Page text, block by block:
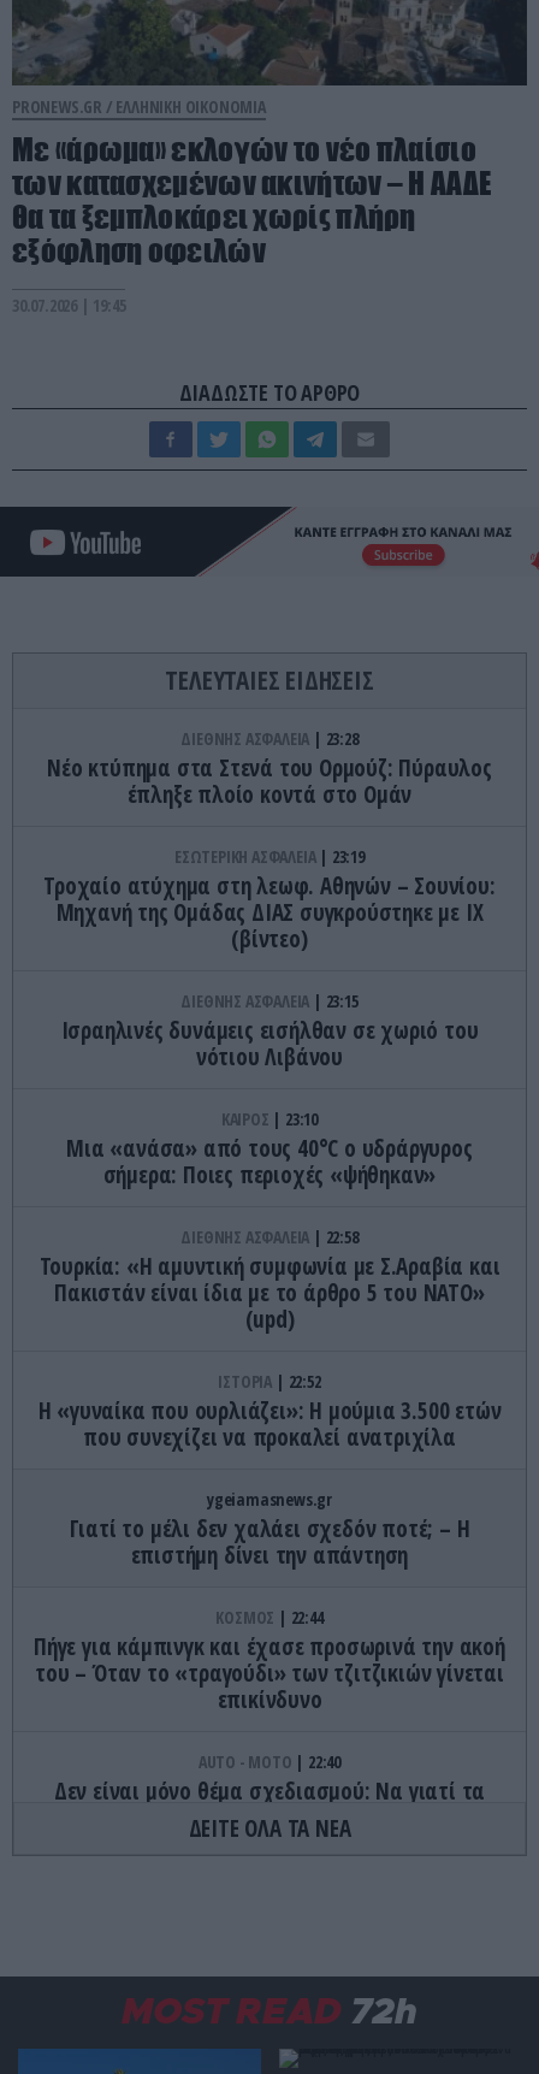
PRONEWS.GR / ΕΛΛΗΝΙΚΗ ΟΙΚΟΝΟΜΙΑ
Με «άρωμα» εκλογών το νέο πλαίσιο
των κατασχεμένων ακινήτων – Η ΑΑΔΕ
θα τα ξεμπλοκάρει χωρίς πλήρη
εξόφληση οφειλών
30.07.2026 | 19:45
ΔΙΑΔΩΣΤΕ ΤΟ ΑΡΘΡΟ
ΤΕΛΕΥΤΑΙΕΣ ΕΙΔΗΣΕΙΣ
ΔΙΕΘΝΗΣ ΑΣΦΑΛΕΙΑ 23:28
Νέο κτύπημα στα Στενά του Ορμούζ: Πύραυλος
έπληξε πλοίο κοντά στο Ομάν
ΕΣΩΤΕΡΙΚΗ ΑΣΦΑΛΕΙΑ 23:19
Τροχαίο ατύχημα στη λεωφ. Αθηνών – Σουνίου:
Μηχανή της Ομάδας ΔΙΑΣ συγκρούστηκε με ΙΧ
(βίντεο)
ΔΙΕΘΝΗΣ ΑΣΦΑΛΕΙΑ 23:15
Ισραηλινές δυνάμεις εισήλθαν σε χωριό του
νότιου Λιβάνου
ΚΑΙΡΟΣ 23:10
Μια «ανάσα» από τους 40°C ο υδράργυρος
σήμερα: Ποιες περιοχές «ψήθηκαν»
ΔΙΕΘΝΗΣ ΑΣΦΑΛΕΙΑ 22:58
Τουρκία: «Η αμυντική συμφωνία με Σ.Αραβία και
Πακιστάν είναι ίδια με το άρθρο 5 του ΝΑΤΟ»
(upd)
ΙΣΤΟΡΙΑ 22:52
Η «γυναίκα που ουρλιάζει»: Η μούμια 3.500 ετών
που συνεχίζει να προκαλεί ανατριχίλα
ygeiamasnews.gr
Γιατί το μέλι δεν χαλάει σχεδόν ποτέ; – Η
επιστήμη δίνει την απάντηση
ΚΟΣΜΟΣ 22:44
Πήγε για κάμπινγκ και έχασε προσωρινά την ακοή
του – Όταν το «τραγούδι» των τζιτζικιών γίνεται
επικίνδυνο
AUTO - MOTO 22:40
Δεν είναι μόνο θέμα σχεδιασμού: Να γιατί τα
πίσω φώτα των αυτοκινήτων έχουν κόκκινο
χρώμα
ΔΙΑΤΡΟΦΗ 22:27
Το φρούτο που μπορεί να «ξεγελάσει» τη γλώσσα
ΔΕΙΤΕ ΟΛΑ ΤΑ ΝΕΑ
MOST READ 72h